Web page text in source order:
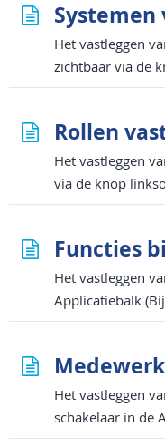
Systemen
Het vastleggen
zichtbaar via de
Rollen
Het vastleggen
via de knop
Functies
Het vastleggen
Applicatiebalk
Het vastleggen
schakelaar in de